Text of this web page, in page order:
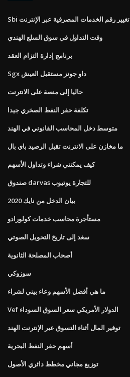
Sbi تغيير رقم الخدمات المصرفية عبر الإنترنت
وقت التداول في سوق السلع الهندي
برنامج إدارة التزام العقد
Sgx داو جونز مستقبل العيش
حاليا إلى منصة على الانترنت
تكلفة حفر النفط الصخري جيدا
متوسط ​​دخل المحاسب القانوني في الهند
ما مخازن على الانترنت تقبل الرصيد باي بال
كيف يمكنني شراء وتداول الأسهم
صندوق darvas للتجارة يوتيوب
بيان الدخل من نايك 2020
مستأجرة محاسب خدمات كولورادو
سغد إلى تاريخ التحويل الصوتي
أصحاب المصلحة الثانوية
سوزوكي
ما هي أفضل الأسهم وعاء بيني لشراء
Vef الدولار الأمريكي سعر السوق السوداء
توفير المال أثناء التسوق عبر الإنترنت الهند
أسهم حفر النفط البحرية
توزيع مجاني مخطط دائري الأصول